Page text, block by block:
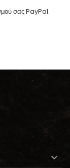
σας PayPal.
